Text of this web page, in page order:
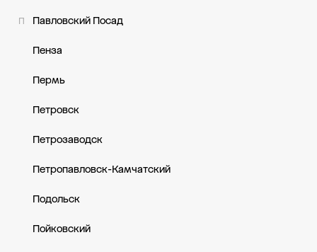
П Павловский Посад
Пенза
Пермь
Петровск
Петрозаводск
Петропавловск-Камчатский
Подольск
Пойковский